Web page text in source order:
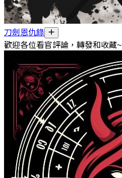
刀劍恩仇錄
歡迎各位看官評論，轉發和收藏~